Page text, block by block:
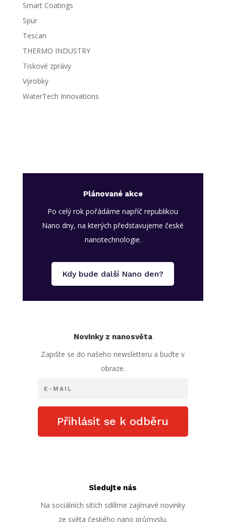
Smart Coatings
Spur
Tescan
THERMO INDUSTRY
Tiskové zprávy
Výrobky
WaterTech Innovations
Plánované akce
Po celý rok pořádáme napříč republikou
Nano dny, na kterých představujeme české
nanotechnologie.
Kdy bude další Nano den?
Novinky z nanosvěta
Zapište se do našeho newsletteru a buďte v
obraze.
Přihlásit se k odběru
Sledujte nás
Na sociálních sítích sdílíme zajímavé novinky
ze světa českého nano průmyslu.